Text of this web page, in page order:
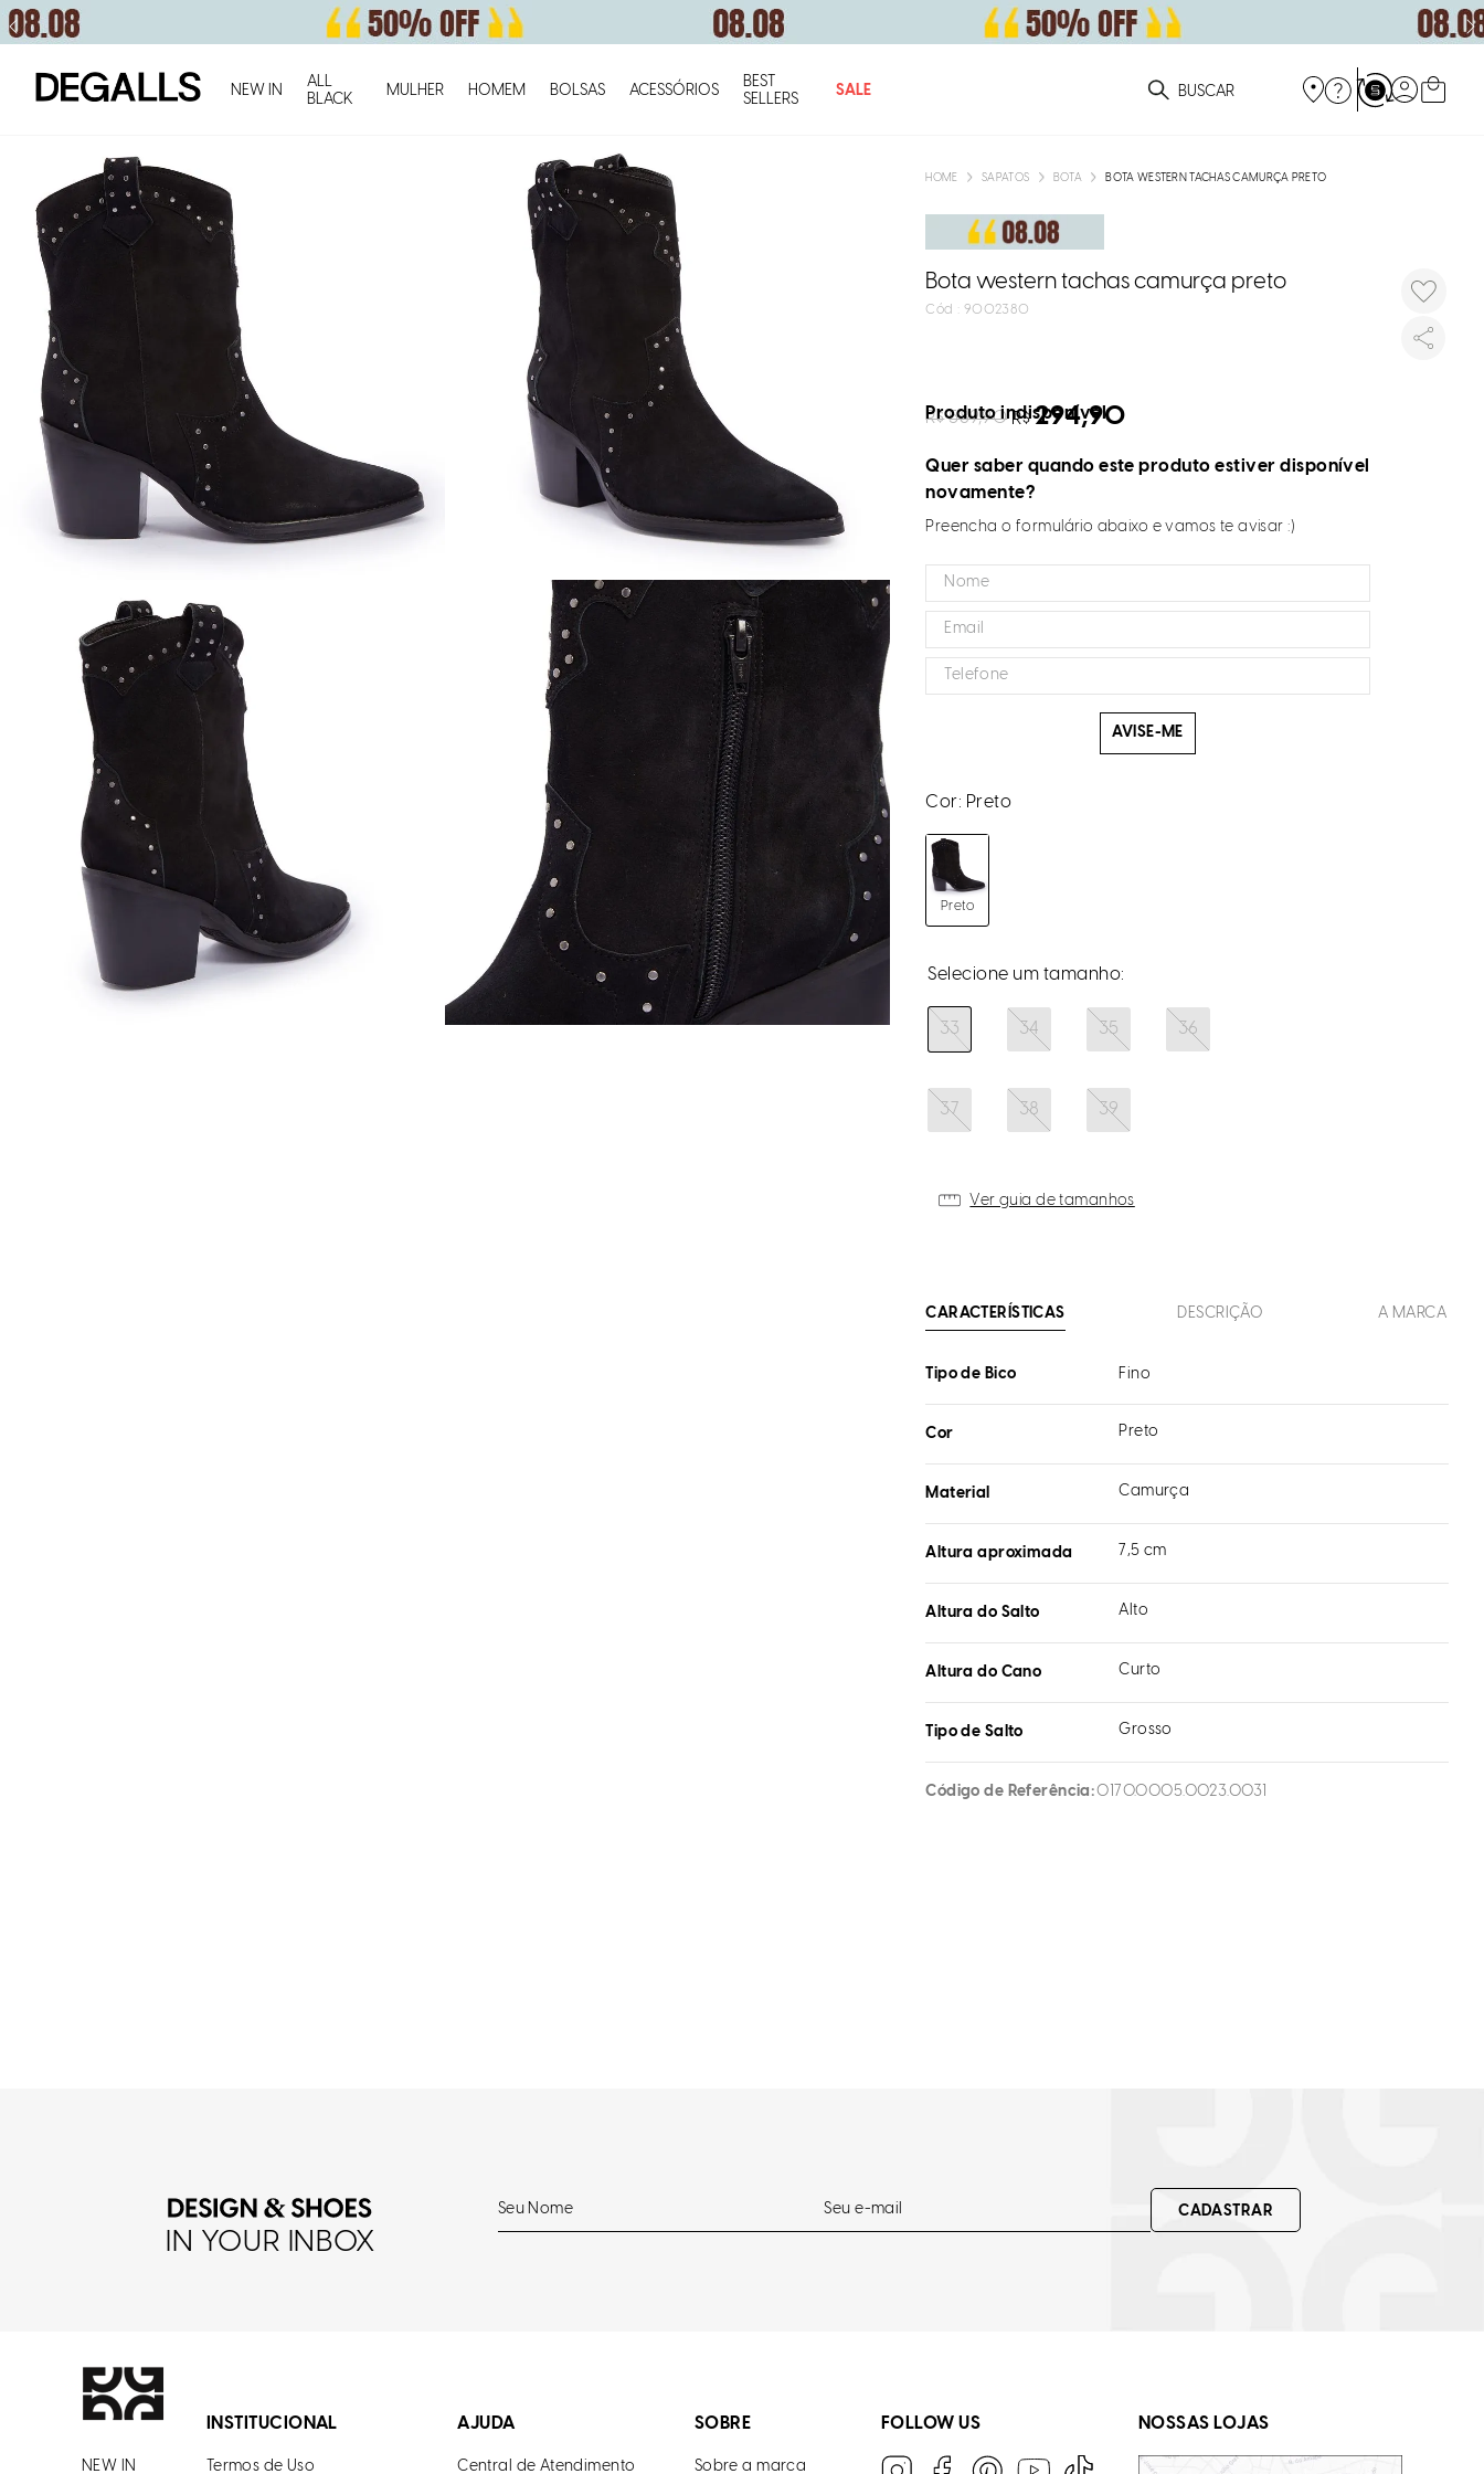
NEW IN
ALL
BLACK
MULHER HOMEM BOLSAS ACESSÓRIOS
BEST
SELLERS
SALE O que você está procurando?
SAPATOS BOTA BOTA WESTERN TACHAS CAMURÇA PRETO
Bota western tachas camurça preto
: 9002380
R$ 589,90 R$ 294,90
Produto indisponível
Quer saber quando este produto estiver disponível
novamente?
Preencha o formulário abaixo e vamos te avisar :)
AVISE-ME
Cor: Preto
Preto
33 34 35 36
37 38 39
Ver guia de tamanhos
CARACTERÍSTICAS DESCRIÇÃO A MARCA
Tipo de Bico Fino
Cor Preto
Material Camurça
Altura aproximada 7,5 cm
Altura do Salto Alto
Altura do Cano Curto
Tipo de Salto Grosso
Código de Referência 0170.0005.0023.0031
IN YOUR INBOX
CADASTRAR
NEW IN
INSTITUCIONAL
Termos de Uso
AJUDA
Central de Atendimento
SOBRE
Sobre a marca
FOLLOW US NOSSAS LOJAS